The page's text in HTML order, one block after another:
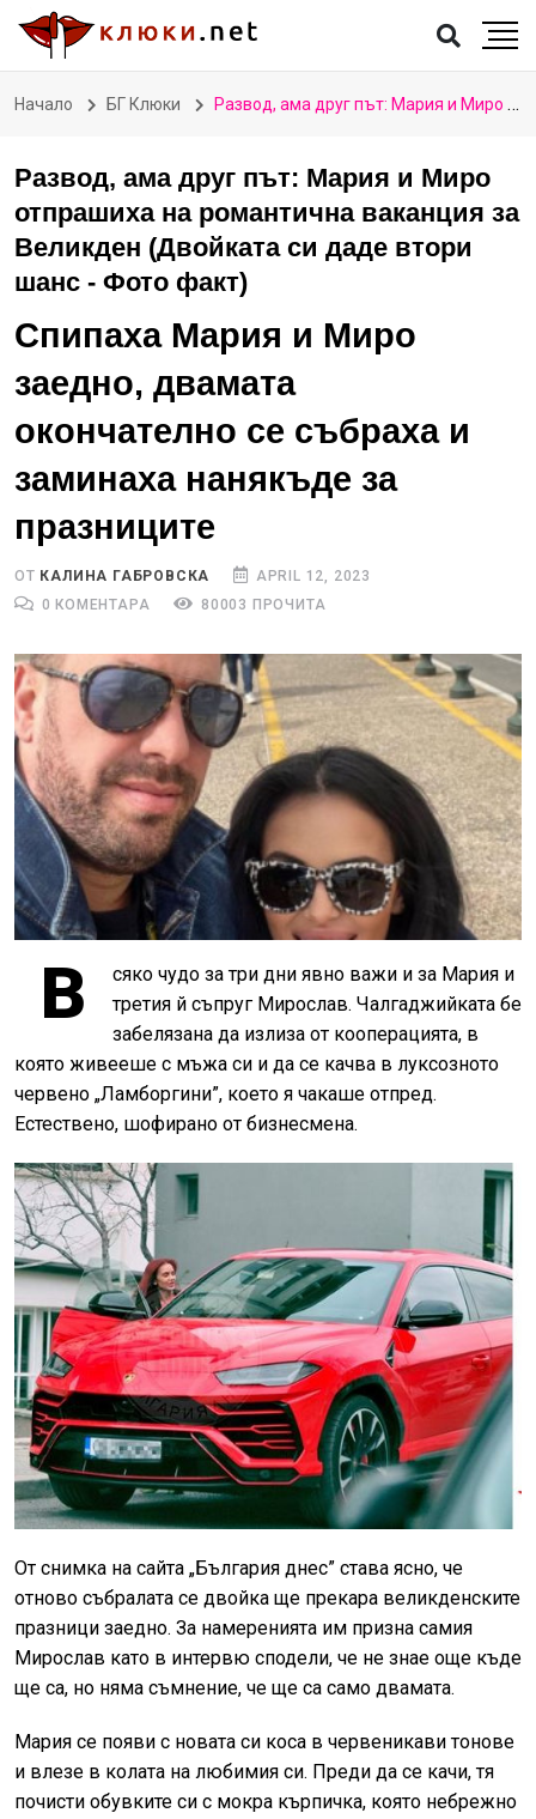
Начало БГ Клюки Развод, ама друг път: Мария и Миро отпрашиха на романтична ваканция за Великден (Двойката си даде втори шанс - Фото факт)
Развод, ама друг път: Мария и Миро
отпрашиха на романтична ваканция за
Великден (Двойката си даде втори
шанс - Фото факт)
Спипаха Мария и Миро
заедно, двамата
окончателно се събраха и
заминаха нанякъде за
празниците
ОТ КАЛИНА ГАБРОВСКА
APRIL 12, 2023
0 КОМЕНТАРА
80003 ПРОЧИТА
В
сяко чудо за три дни явно важи и за Мария и
третия й съпруг Мирослав. Чалгаджийката бе
забелязана да излиза от кооперацията, в
която живееше с мъжа си и да се качва в луксозното
червено „Ламборгини”, което я чакаше отпред.
Естествено, шофирано от бизнесмена.
От снимка на сайта „България днес” става ясно, че
отново събралата се двойка ще прекара великденските
празници заедно. За намеренията им призна самия
Мирослав като в интервю сподели, че не знае още къде
ще са, но няма съмнение, че ще са само двамата.
Мария се появи с новата си коса в червеникави тонове
и влезе в колата на любимия си. Преди да се качи, тя
почисти обувките си с мокра кърпичка, която небрежно